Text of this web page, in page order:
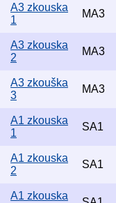
A3 zkouska
1
MA3
A3 zkouska
2
MA3
A3 zkouška
3
MA3
A1 zkouska
1
SA1
A1 zkouska
2
SA1
A1 zkouska